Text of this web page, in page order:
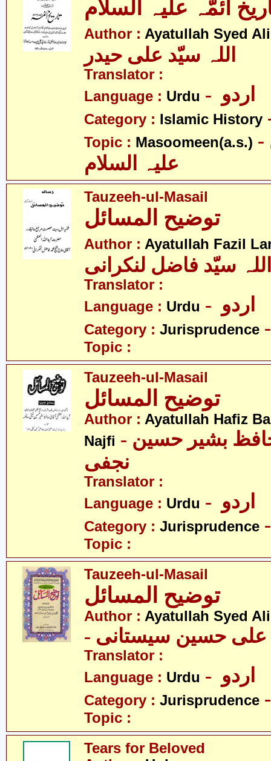
ائمّہ علیہ السلام
Author : Ayatullah Syed
اللہ سیّد علی حیدر
Translator :
Language : Urdu
Category : Islamic History
Topic : Masoomeen(a.s.) - معصومین
علیہ السلام
Tauzeeh-ul-Masail
توضیح المسائل
Author : Ayatullah Fazil
اللہ سیّد فاضل لنکرانی
Translator :
Language : Urdu
Category : Jurisprudence
Topic :
Tauzeeh-ul-Masail
توضیح المسائل
Author : Ayatullah Hafiz
Najfi - آیت اللہ سیّد حافظ بشیر حسین
نجفی
Translator :
Language : Urdu
Category : Jurisprudence
Topic :
Tauzeeh-ul-Masail
توضیح المسائل
Author : Ayatullah Syed
علی حسین سیستانی
Translator :
Language : Urdu
Category : Jurisprudence
Topic :
Tears for Beloved